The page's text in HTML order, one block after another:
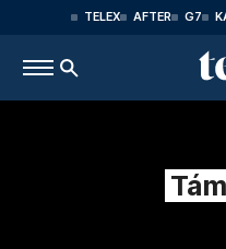
TELEX AFTER G7